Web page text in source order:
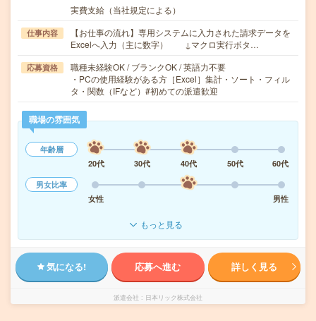
実費支給（当社規定による）
仕事内容
【お仕事の流れ】専用システムに入力された請求データを
Excelへ入力（主に数字） ↓マクロ実行ボタ…
応募資格
職種未経験OK / ブランクOK / 英語力不要
・PCの使用経験がある方［Excel］集計・ソート・フィル
タ・関数（IFなど）#初めての派遣歓迎
職場の雰囲気
年齢層
20代
30代 40代 50代
60代
男女比率
女性
男性
もっと見る
気になる! 応募へ進む 詳しく見る
派遣会社 日本リック株式会社